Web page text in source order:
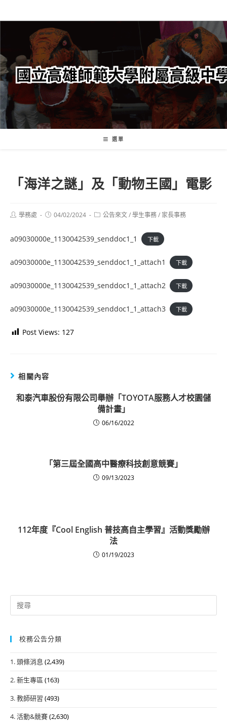
轉
要
內
容
選單
「海洋之謎」及「動物王國」電影
Post學務處
Post04/02/2024
Post公告來文/學生事務/ 家長事務
a09030000e_1130042539_senddoc1_1 下載
a09030000e_1130042539_senddoc1_1_attach1 下載
a09030000e_1130042539_senddoc1_1_attach2 下載
a09030000e_1130042539_senddoc1_1_attach3 下載
Post Views: 127
相關內容
和泰汽車股份有限公司舉辦「TOYOTA服務人才校園儲
備計畫」
06/16/2022
「第三屆全國高中醫療科技創意競賽」
09/13/2023
112年度『Cool English 普技高自主學習』活動獎勵辦
法
01/19/2023
Search
for:
校務公告分類
1. 頭條消息 (2,439)
2. 新生專區 (163)
3. 教師研習 (493)
4. 活動&競賽(2,630)